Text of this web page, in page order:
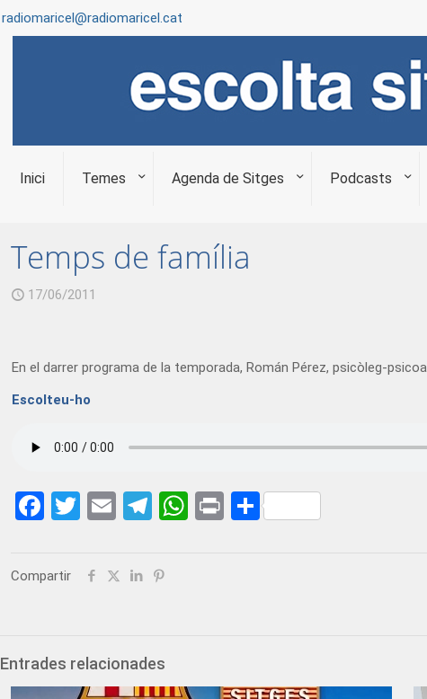
radiomaricel@radiomaricel.cat
Inici Temes Agenda de Sitges Podcasts
Temps de família
17/06/2011
En el darrer programa de la temporada, Román Pérez, psicòleg-
Escolteu-ho
Facebook
Twitter
EmailTelegram
WhatsApp
PrintShare
Compartir
Entrades relacionades